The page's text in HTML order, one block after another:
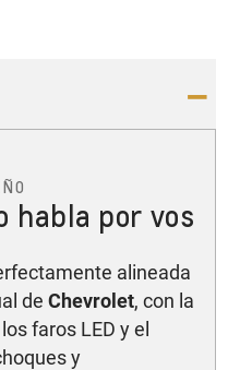
habla por vos
alineada
de Chevrolet, con la
faros LED y el
y